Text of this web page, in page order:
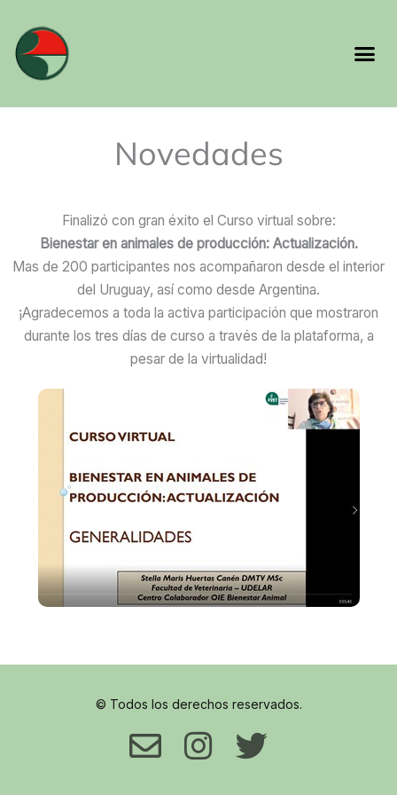
contenido
Novedades
Finalizó con gran éxito el Curso virtual sobre:
Bienestar en animales de producción: Actualización.
Mas de 200 participantes nos acompañaron desde el interior
del Uruguay, así como desde Argentina.
¡Agradecemos a toda la activa participación que mostraron
durante los tres días de curso a través de la plataforma, a
pesar de la virtualidad!
© Todos los derechos reservados.
Envelope
Instagram
Twitter